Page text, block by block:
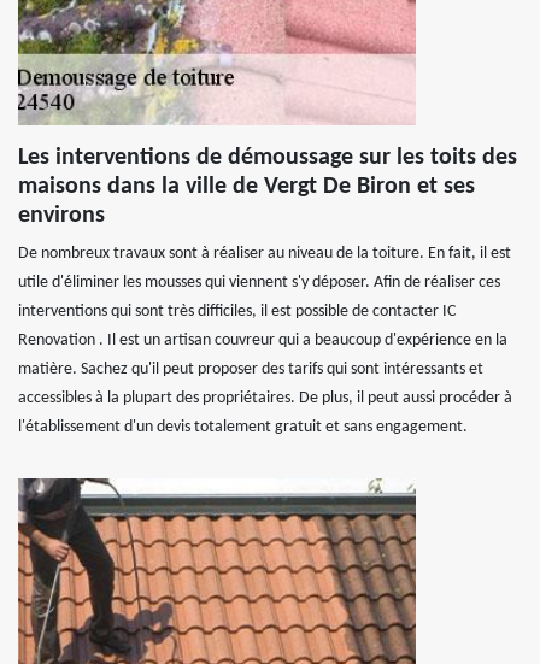
Les interventions de démoussage sur les toits des
maisons dans la ville de Vergt De Biron et ses
environs
De nombreux travaux sont à réaliser au niveau de la toiture. En fait, il est
utile d'éliminer les mousses qui viennent s'y déposer. Afin de réaliser ces
interventions qui sont très difficiles, il est possible de contacter IC
Renovation . Il est un artisan couvreur qui a beaucoup d'expérience en la
matière. Sachez qu'il peut proposer des tarifs qui sont intéressants et
accessibles à la plupart des propriétaires. De plus, il peut aussi procéder à
l'établissement d'un devis totalement gratuit et sans engagement.